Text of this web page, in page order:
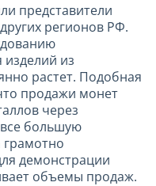
представители
регионов РФ.
из
растет. Подобная
продажи монет
через
большую
грамотно
демонстрации
объемы продаж.